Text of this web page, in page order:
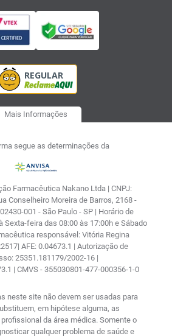
Mais Informações
segue as determinações da
Farmacêutica Nakano Ltda | CNPJ:
Conselheiro Moreira de Barros, 2168 -
001 - São Paulo - SP | Horário de
Sexta-feira das 08:00 às 17:00h e Sábado
responsável: Vitória Regina
AFE: 0.04673.1 | Autorização de
25351.181179/2002-16 |
| CMVS - 355030801-477-000356-1-0
neste site não devem ser usadas para
em hipótese alguma, as
da área médica. Somente o
qualquer problema de saúde e